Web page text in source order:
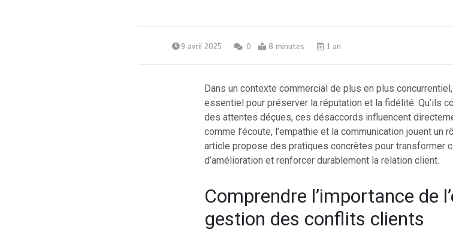
9 avril 2025 0 8 minutes 1 an
Dans un contexte commercial de plus en plus
essentiel pour préserver la réputation et la fidélité. Qu’ils
des attentes déçues, ces désaccords influencent
comme l’écoute, l’empathie et la communication jouent un
article propose des pratiques concrètes pour transformer
d’amélioration et renforcer durablement la relation client.
Comprendre l’importance de
gestion des conflits clients